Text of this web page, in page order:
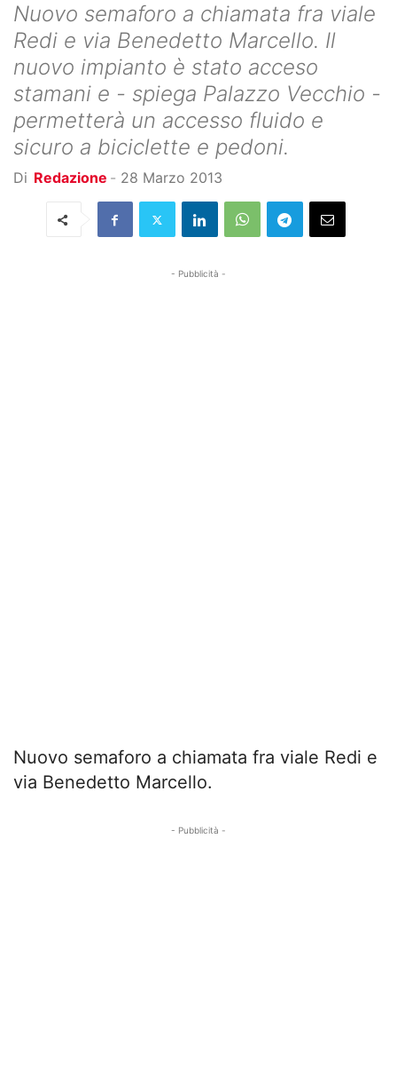
Nuovo semaforo a chiamata fra viale
Redi e via Benedetto Marcello. Il
nuovo impianto è stato acceso
stamani e - spiega Palazzo Vecchio -
permetterà un accesso fluido e
sicuro a biciclette e pedoni.
Di Redazione - 28 Marzo 2013
- Pubblicità -
Nuovo semaforo a chiamata fra viale Redi e
via Benedetto Marcello.
- Pubblicità -